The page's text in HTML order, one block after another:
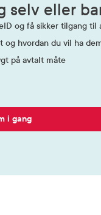
selv eller
og få sikker tilgang til
og hvordan du vil ha
på avtalt måte
i gang